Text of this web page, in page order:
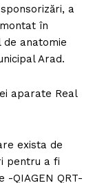
a
în
anatomie
Arad.
aparate Real
exista de
pentru a fi
QIAGEN QRT-